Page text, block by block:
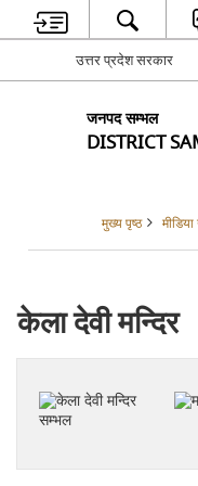
उत्तर प्रदेश सरकार
जनपद सम्भल
DISTRICT
मुख्य पृष्ठ
केला देवी मन्दिर